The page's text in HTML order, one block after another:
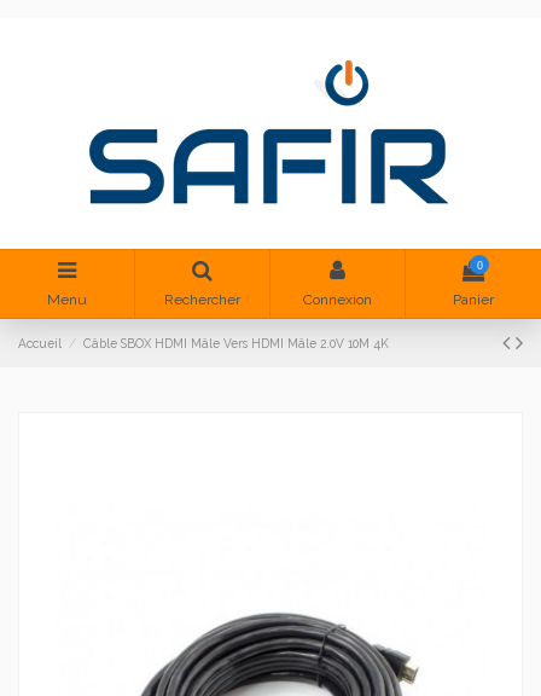
Menu Rechercher Connexion
0
Panier
Accueil Câble SBOX HDMI Mâle Vers HDMI Mâle 2.0V 10M 4K